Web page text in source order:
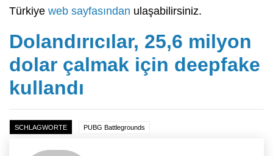
Türkiye web sayfasından ulaşabilirsiniz.
Dolandırıcılar, 25,6 milyon
dolar çalmak için deepfake
kullandı
SCHLAGWORTE PUBG Battlegrounds